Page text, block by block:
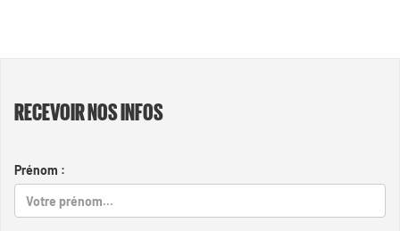
RECEVOIR NOS INFOS
Prénom :